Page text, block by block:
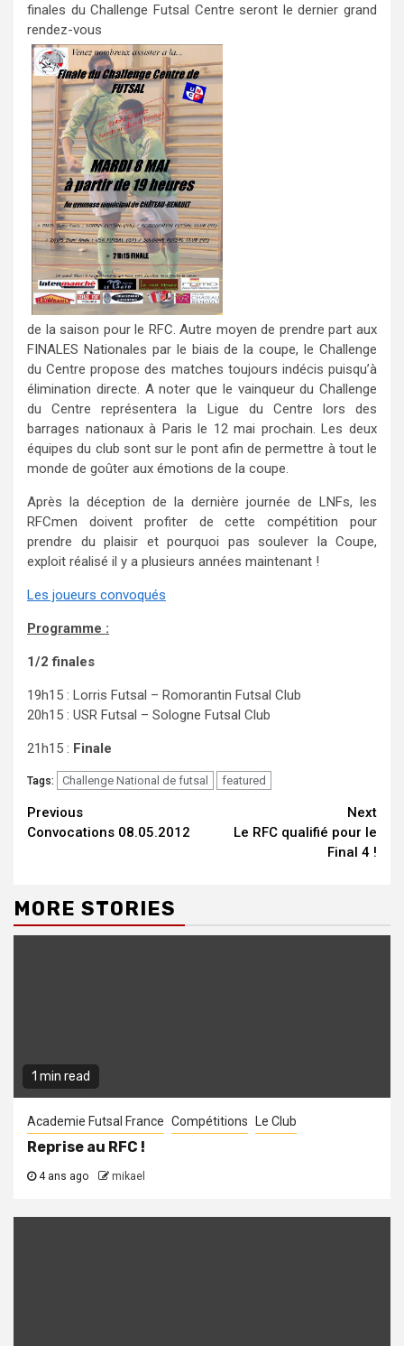
finales du Challenge Futsal Centre seront le dernier grand
rendez-vous
de la saison pour le RFC. Autre moyen de prendre part aux
FINALES Nationales par le biais de la coupe, le Challenge
du Centre propose des matches toujours indécis puisqu’à
élimination directe. A noter que le vainqueur du Challenge
du Centre représentera la Ligue du Centre lors des
barrages nationaux à Paris le 12 mai prochain. Les deux
équipes du club sont sur le pont afin de permettre à tout le
monde de goûter aux émotions de la coupe.
Après la déception de la dernière journée de LNFs, les
RFCmen doivent profiter de cette compétition pour
prendre du plaisir et pourquoi pas soulever la Coupe,
exploit réalisé il y a plusieurs années maintenant !
Les joueurs convoqués
Programme :
1/2 finales
19h15 : Lorris Futsal – Romorantin Futsal Club
20h15 : USR Futsal – Sologne Futsal Club
21h15 : Finale
Tags: Challenge National de futsal featured
Continue
Reading
Previous
Convocations 08.05.2012
Next
Le RFC qualifié pour le
Final 4 !
MORE STORIES
1 min read
Academie Futsal France Compétitions Le Club
Reprise au RFC !
4 ans ago mikael